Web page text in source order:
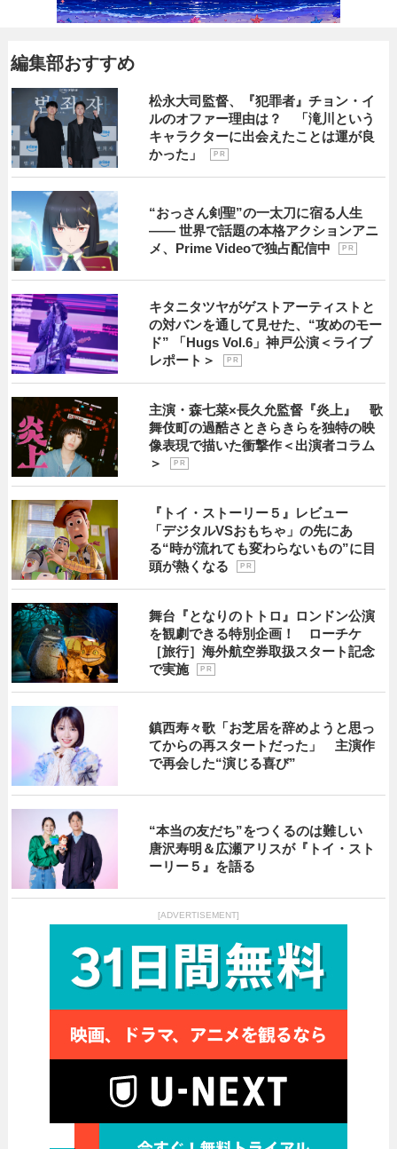
編集部おすすめ
松永大司監督、『犯罪者』チョン・イ
ルのオファー理由は？ 「滝川という
キャラクターに出会えたことは運が良
かった」
P R
“おっさん剣聖”の一太刀に宿る人生
―― 世界で話題の本格アクションアニ
メ、Prime Videoで独占配信中
P R
キタニタツヤがゲストアーティストと
の対バンを通して見せた、“攻めのモー
ド” 「Hugs Vol.6」神戸公演＜ライブ
レポート＞
P R
主演・森七菜×長久允監督『炎上』 歌
舞伎町の過酷さときらきらを独特の映
像表現で描いた衝撃作＜出演者コラム
＞
P R
『トイ・ストーリー５』レビュー
「デジタルVSおもちゃ」の先にあ
る“時が流れても変わらないもの”に目
頭が熱くなる
P R
舞台『となりのトトロ』ロンドン公演
を観劇できる特別企画！ ローチケ
［旅行］海外航空券取扱スタート記念
で実施
P R
鎮西寿々歌「お芝居を辞めようと思っ
てからの再スタートだった」 主演作
で再会した“演じる喜び”
“本当の友だち”をつくるのは難しい
唐沢寿明＆広瀬アリスが『トイ・スト
ーリー５』を語る
[ADVERTISEMENT]